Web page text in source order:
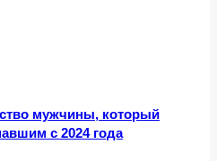
мужчины, который
с 2024 года